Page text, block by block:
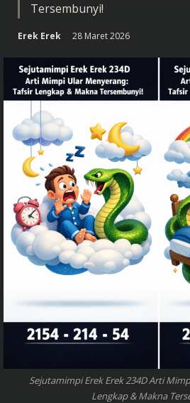
Tersembunyi!
Erek Erek 28 Maret 2026
Sejutamimpi Erek Erek 234D Arti
Lengkap & Makna